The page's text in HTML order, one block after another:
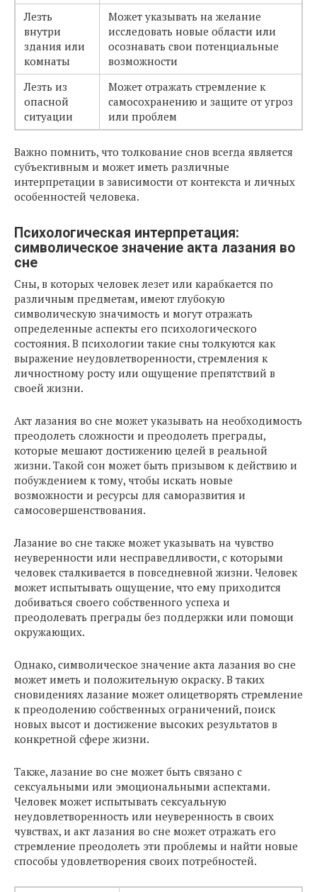
Лезть
внутри
здания или
комнаты
Может указывать на желание
исследовать новые области или
осознавать свои потенциальные
возможности
Лезть из
опасной
ситуации
Может отражать стремление к
самосохранению и защите от угроз
или проблем
Важно помнить, что толкование снов всегда является
субъективным и может иметь различные
интерпретации в зависимости от контекста и личных
особенностей человека.
Психологическая интерпретация:
символическое значение акта лазания во
сне
Сны, в которых человек лезет или карабкается по
различным предметам, имеют глубокую
символическую значимость и могут отражать
определенные аспекты его психологического
состояния. В психологии такие сны толкуются как
выражение неудовлетворенности, стремления к
личностному росту или ощущение препятствий в
своей жизни.
Акт лазания во сне может указывать на необходимость
преодолеть сложности и преодолеть преграды,
которые мешают достижению целей в реальной
жизни. Такой сон может быть призывом к действию и
побуждением к тому, чтобы искать новые
возможности и ресурсы для саморазвития и
самосовершенствования.
Лазание во сне также может указывать на чувство
неуверенности или несправедливости, с которыми
человек сталкивается в повседневной жизни. Человек
может испытывать ощущение, что ему приходится
добиваться своего собственного успеха и
преодолевать преграды без поддержки или помощи
окружающих.
Однако, символическое значение акта лазания во сне
может иметь и положительную окраску. В таких
сновидениях лазание может олицетворять стремление
к преодолению собственных ограничений, поиск
новых высот и достижение высоких результатов в
конкретной сфере жизни.
Также, лазание во сне может быть связано с
сексуальными или эмоциональными аспектами.
Человек может испытывать сексуальную
неудовлетворенность или неуверенность в своих
чувствах, и акт лазания во сне может отражать его
стремление преодолеть эти проблемы и найти новые
способы удовлетворения своих потребностей.